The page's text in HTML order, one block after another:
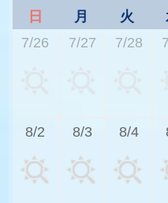
日 月 火
7/26
7/27 7/28
8/2 8/3 8/4